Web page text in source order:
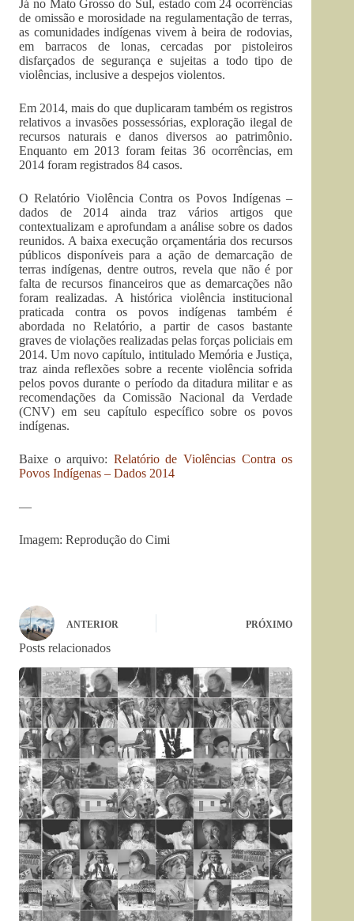
Já no Mato Grosso do Sul, estado com 24 ocorrências
de omissão e morosidade na regulamentação de terras,
as comunidades indígenas vivem à beira de rodovias,
em barracos de lonas, cercadas por pistoleiros
disfarçados de segurança e sujeitas a todo tipo de
violências, inclusive a despejos violentos.
Em 2014, mais do que duplicaram também os registros
relativos a invasões possessórias, exploração ilegal de
recursos naturais e danos diversos ao patrimônio.
Enquanto em 2013 foram feitas 36 ocorrências, em
2014 foram registrados 84 casos.
O Relatório Violência Contra os Povos Indígenas –
dados de 2014 ainda traz vários artigos que
contextualizam e aprofundam a análise sobre os dados
reunidos. A baixa execução orçamentária dos recursos
públicos disponíveis para a ação de demarcação de
terras indígenas, dentre outros, revela que não é por
falta de recursos financeiros que as demarcações não
foram realizadas. A histórica violência institucional
praticada contra os povos indígenas também é
abordada no Relatório, a partir de casos bastante
graves de violações realizadas pelas forças policiais em
2014. Um novo capítulo, intitulado Memória e Justiça,
traz ainda reflexões sobre a recente violência sofrida
pelos povos durante o período da ditadura militar e as
recomendações da Comissão Nacional da Verdade
(CNV) em seu capítulo específico sobre os povos
indígenas.
Baixe o arquivo: Relatório de Violências Contra os
Povos Indígenas – Dados 2014
—
Imagem: Reprodução do Cimi
ANTERIOR PRÓXIMO
Posts relacionados